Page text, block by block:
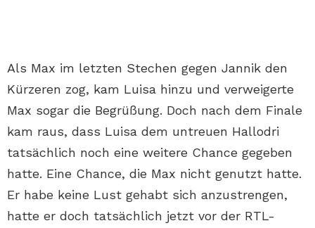
Als Max im letzten Stechen gegen Jannik den
Kürzeren zog, kam Luisa hinzu und verweigerte
Max sogar die Begrüßung. Doch nach dem Finale
kam raus, dass Luisa dem untreuen Hallodri
tatsächlich noch eine weitere Chance gegeben
hatte. Eine Chance, die Max nicht genutzt hatte.
Er habe keine Lust gehabt sich anzustrengen,
hatte er doch tatsächlich jetzt vor der RTL-